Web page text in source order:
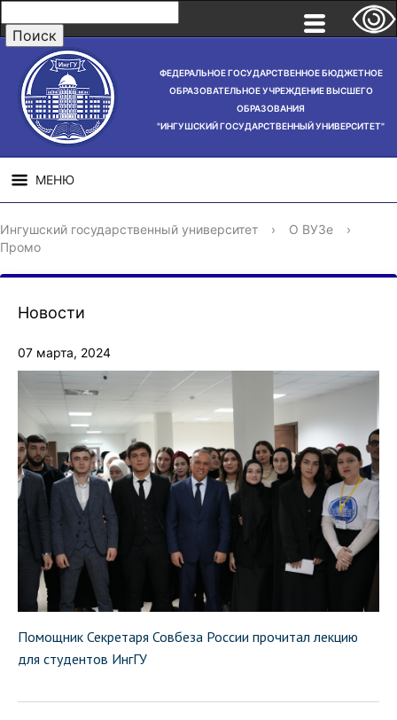
ФЕДЕРАЛЬНОЕ ГОСУДАРСТВЕННОЕ БЮДЖЕТНОЕ
ОБРАЗОВАТЕЛЬНОЕ УЧРЕЖДЕНИЕ ВЫСШЕГО
ОБРАЗОВАНИЯ
"ИНГУШСКИЙ ГОСУДАРСТВЕННЫЙ УНИВЕРСИТЕТ"
МЕНЮ
СВЕДЕНИЯ ОБ
ОБРАЗОВАТЕЛЬНОЙ
НАУЧНАЯ
ДЕЯТЕЛЬНОСТЬ
Ингушский государственный университет › О ВУЗе
›
Промо
Новости
07 марта, 2024
Помощник Секретаря Совбеза России прочитал лекцию
для студентов ИнгГУ